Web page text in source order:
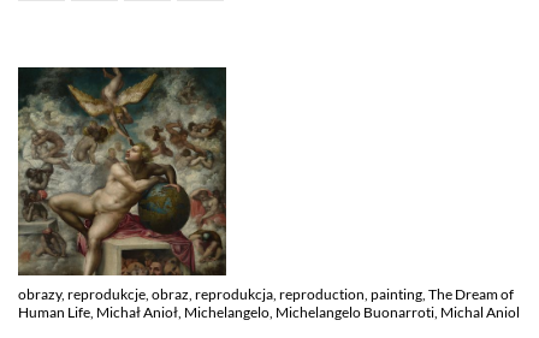
obrazy, reprodukcje, obraz, reprodukcja, reproduction, painting, The Dream of
Human Life, Michał Anioł, Michelangelo, Michelangelo Buonarroti, Michal Aniol